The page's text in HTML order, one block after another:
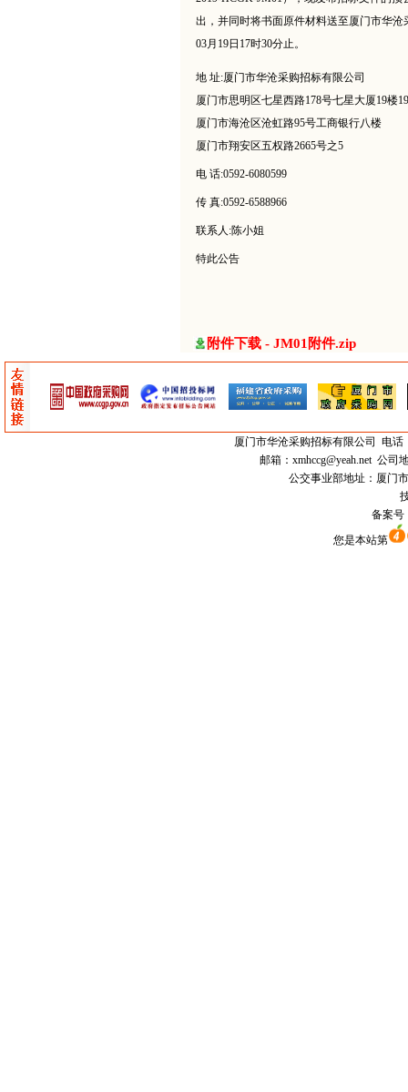
出，并同时将书面原件材料送至厦门市华
03月 19日 17时30分止。
地 址:厦门市华沧采购招标有限公司
厦门市思明区七星西路178号七星大厦19楼
厦门市海沧区沧虹路95号工商银行八楼
厦门市翔安区五权路2665号之5
电 话:0592-6080599
传 真:0592-6588966
联系人:陈小姐
特此公告
附件下载 - JM01附件.zip
厦门市华沧采购招标有限公司
电话
邮箱： xmhccg@yeah.net公司地
公交事业部地址：厦门
备案
您是本站第